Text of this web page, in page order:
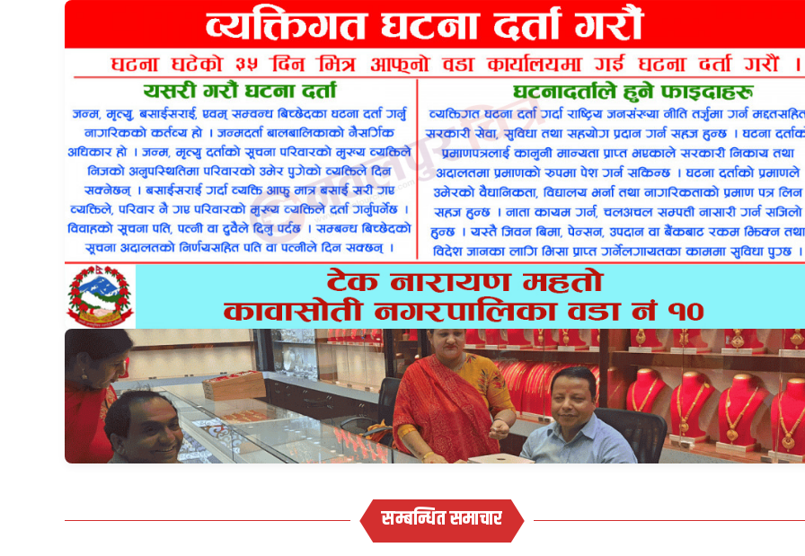
सम्बन्धित समाचार